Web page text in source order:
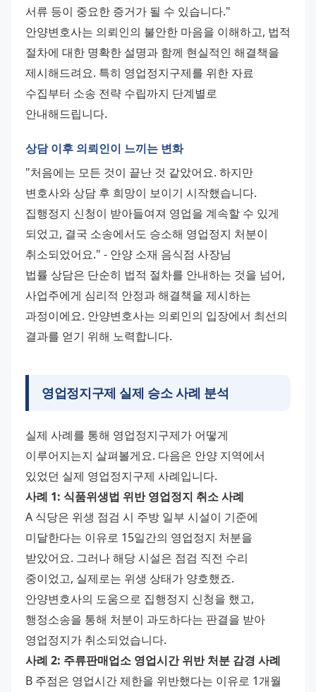
서류 등이 중요한 증거가 될 수 있습니다."
안양변호사는 의뢰인의 불안한 마음을 이해하고, 법적
절차에 대한 명확한 설명과 함께 현실적인 해결책을
제시해드려요. 특히 영업정지구제를 위한 자료
수집부터 소송 전략 수립까지 단계별로
안내해드립니다.
상담 이후 의뢰인이 느끼는 변화
"처음에는 모든 것이 끝난 것 같았어요. 하지만
변호사와 상담 후 희망이 보이기 시작했습니다.
집행정지 신청이 받아들여져 영업을 계속할 수 있게
되었고, 결국 소송에서도 승소해 영업정지 처분이
취소되었어요." - 안양 소재 음식점 사장님
법률 상담은 단순히 법적 절차를 안내하는 것을 넘어,
사업주에게 심리적 안정과 해결책을 제시하는
과정이에요. 안양변호사는 의뢰인의 입장에서 최선의
결과를 얻기 위해 노력합니다.
영업정지구제 실제 승소 사례 분석
실제 사례를 통해 영업정지구제가 어떻게
이루어지는지 살펴볼게요. 다음은 안양 지역에서
있었던 실제 영업정지구제 사례입니다.
사례 1: 식품위생법 위반 영업정지 취소 사례
A 식당은 위생 점검 시 주방 일부 시설이 기준에
미달한다는 이유로 15일간의 영업정지 처분을
받았어요. 그러나 해당 시설은 점검 직전 수리
중이었고, 실제로는 위생 상태가 양호했죠.
안양변호사의 도움으로 집행정지 신청을 했고,
행정소송을 통해 처분이 과도하다는 판결을 받아
영업정지가 취소되었습니다.
사례 2: 주류판매업소 영업시간 위반 처분 감경 사례
B 주점은 영업시간 제한을 위반했다는 이유로 1개월